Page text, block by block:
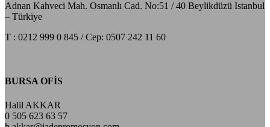
Adnan Kahveci Mah. Osmanlı Cad. No:51 / 40 Beylikdüzü Istanbul
– Türkiye
T : 0212 999 0 845 / Cep: 0507 242 11 60
BURSA OFİS
Halil AKKAR
0 505 623 63 57